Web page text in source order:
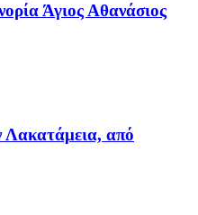
Άγιος Αθανάσιος
Λακατάμεια, από